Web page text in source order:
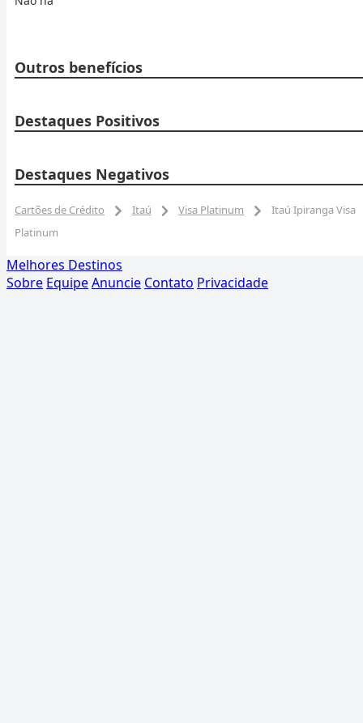
Outros benefícios
Destaques Positivos
Destaques Negativos
Cartões de Crédito Itaú Visa Platinum
Itaú Ipiranga Visa
Platinum
Melhores Destinos
Sobre EquipeAnuncie Contato Privacidade